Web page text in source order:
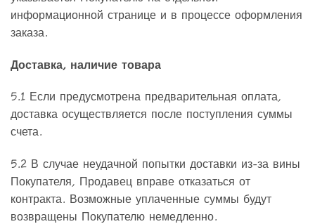
информационной странице и в процессе оформления
заказа.
Доставка, наличие товара
5.1 Если предусмотрена предварительная оплата,
доставка осуществляется после поступления суммы
счета.
5.2 В случае неудачной попытки доставки из-за вины
Покупателя, Продавец вправе отказаться от
контракта. Возможные уплаченные суммы будут
возвращены Покупателю немедленно.